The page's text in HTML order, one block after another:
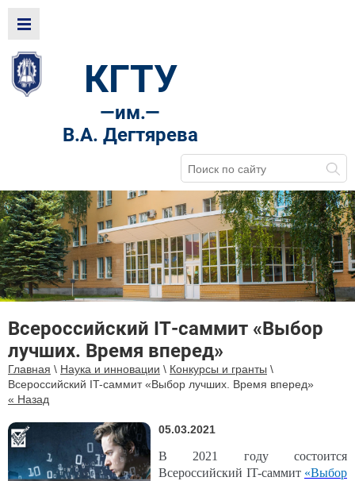
КГТУ
—им.—
В.А. Дегтярева
Всероссийский IT-саммит «Выбор
лучших. Время вперед»
Главная \ Наука и инновации \ Конкурсы и гранты \
Всероссийский IT-саммит «Выбор лучших. Время вперед»
« Назад
05.03.2021
В 2021 году состоится
Всероссийский IT-саммит «Выбор